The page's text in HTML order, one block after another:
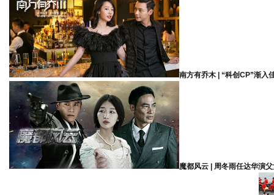
南方有乔木 | “科创CP”渐入
魔都风云 | 周冬雨任达华演